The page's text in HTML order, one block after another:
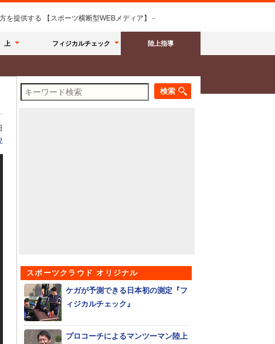
を提供する 【スポーツ横断型WEBメディア】 -
上 フィジカルチェック 陸上指導
スポーツクラウド オリジナル
ケガが予測できる日本初の測定『フ
ィジカルチェック』
プロコーチによるマンツーマン陸上